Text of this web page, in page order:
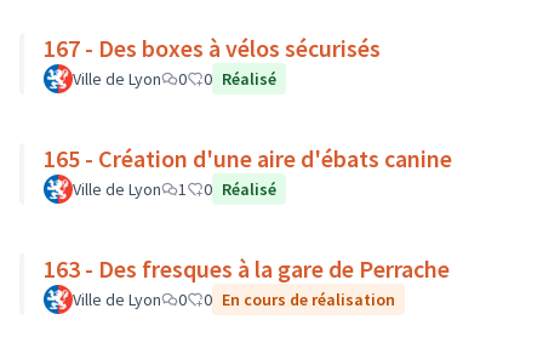
167 - Des boxes à vélos sécurisés
Ville de Lyon 0 0 Réalisé
165 - Création d'une aire d'ébats canine
Ville de Lyon 1 0 Réalisé
163 - Des fresques à la gare de Perrache
Ville de Lyon 0 0 En cours de réalisation